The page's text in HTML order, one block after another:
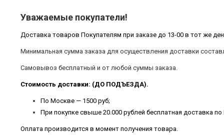
Уважаемые покупатели!
Доставка товаров Покупателям при заказе до 13-00 в тот же
Минимальная сумма заказа для осуществления доставки
Самовывоз бесплатный и от любой суммы заказа.
Стоимость доставки: (ДО ПОДЪЕЗДА).
По Москве — 1500 руб;
При покупке свыше 20.000 рублей бесплатная доставка
Оплата производится в момент получения товара.